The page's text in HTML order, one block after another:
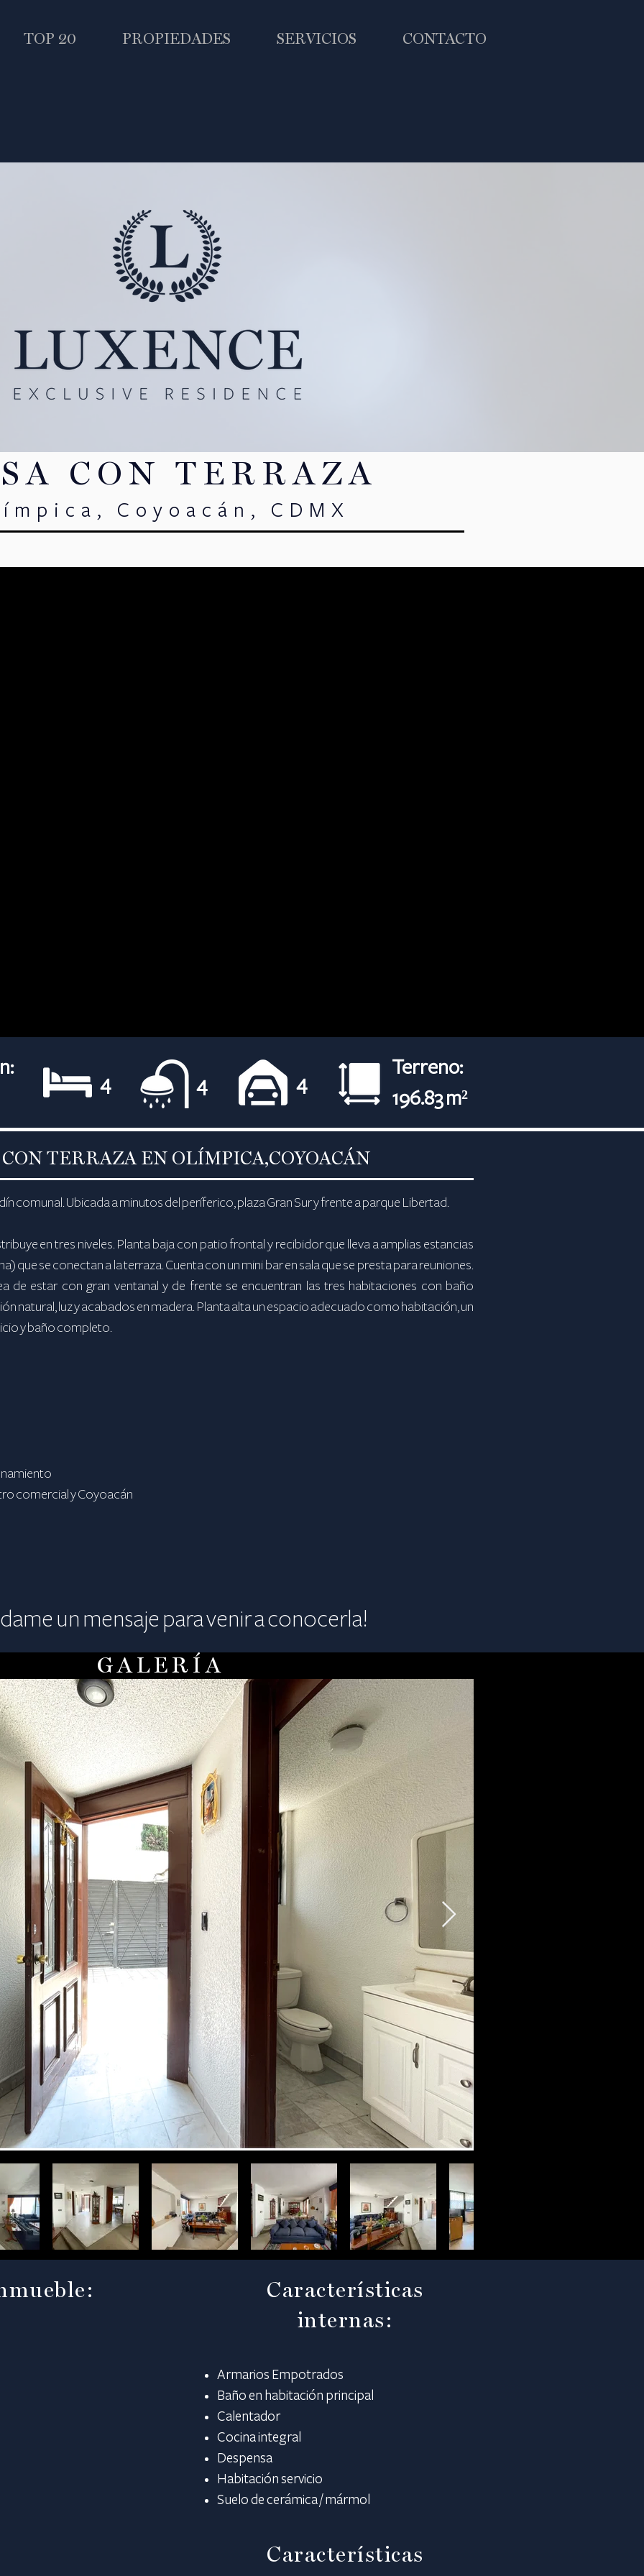
TOP 20 PROPIEDADES SERVICIOS CONTACTO
CON TERRAZA
Coyoacán, CDMX
4 4 4
Terreno:
196.83 m²
CON TERRAZA EN OLÍMPICA,COYOACÁN
comunal. Ubicada a minutos del períferico, plaza Gran Sur y frente a parque Libertad.
en tres niveles. Planta baja con patio frontal y recibidor que lleva a amplias estancias
que se conectan a la terraza. Cuenta con un mini bar en sala que se presta para reuniones.
de estar con gran ventanal y de frente se encuentran las tres habitaciones con baño
natural, luz y acabados en madera. Planta alta un espacio adecuado como habitación, un
y baño completo.
comercial y Coyoacán
un mensaje para venir a conocerla!
GALERÍA
Características
internas:
Armarios Empotrados
Baño en habitación principal
Calentador
Cocina integral
Despensa
Habitación servicio
Suelo de cerámica / mármol
Características